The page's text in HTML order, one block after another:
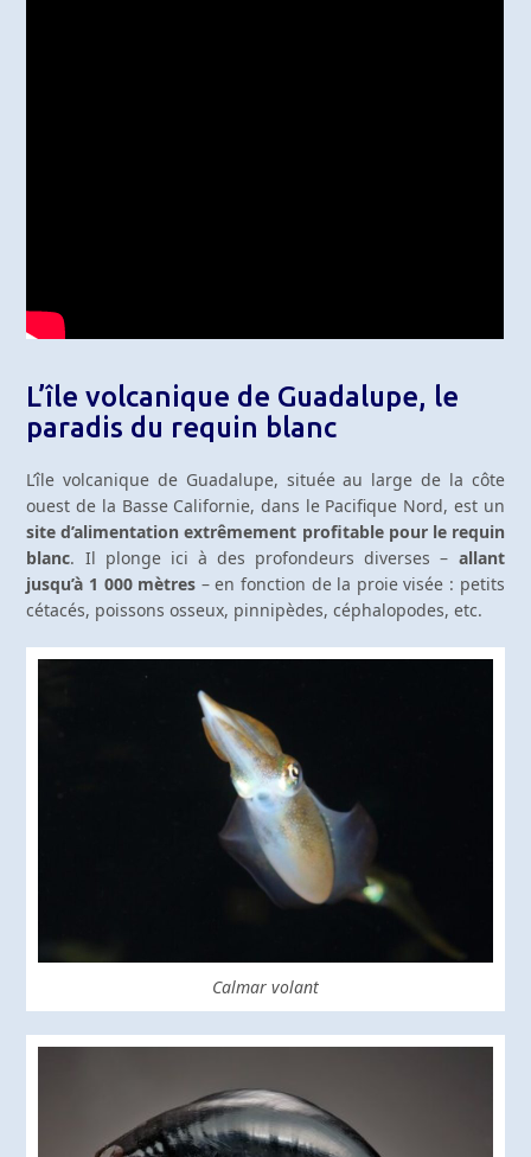
L’île volcanique de Guadalupe, le
paradis du requin blanc
L’île volcanique de Guadalupe, située au large de la côte
ouest de la Basse Californie, dans le Pacifique Nord, est un
site d’alimentation extrêmement profitable pour le requin
blanc. Il plonge ici à des profondeurs diverses – allant
jusqu’à 1 000 mètres – en fonction de la proie visée : petits
cétacés, poissons osseux, pinnipèdes, céphalopodes, etc.
Calmar volant